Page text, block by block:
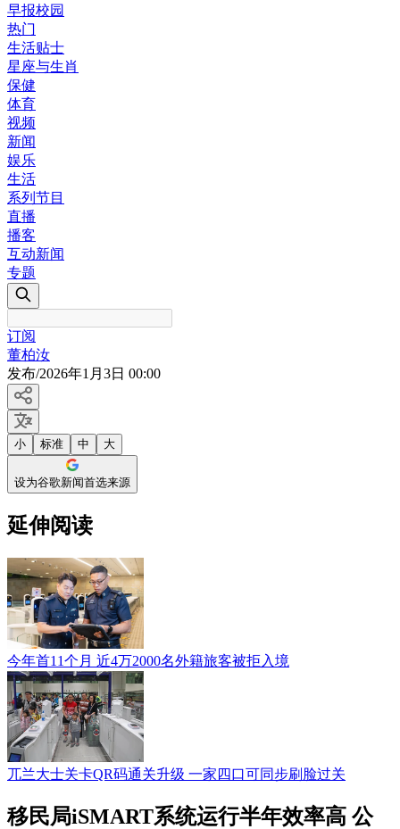
早报校园
热门
生活贴士
星座与生肖
保健
体育
视频
新闻
娱乐
生活
系列节目
直播
播客
互动新闻
专题
订阅
董柏汝
发布/2026年1月3日 00:00
小 标准 中 大
设为谷歌新闻首选来源
延伸阅读
今年首11个月 近4万2000名外籍旅客被拒入境
兀兰大士关卡QR码通关升级 一家四口可同步刷脸过关
移民局iSMART系统运行半年效率高 公